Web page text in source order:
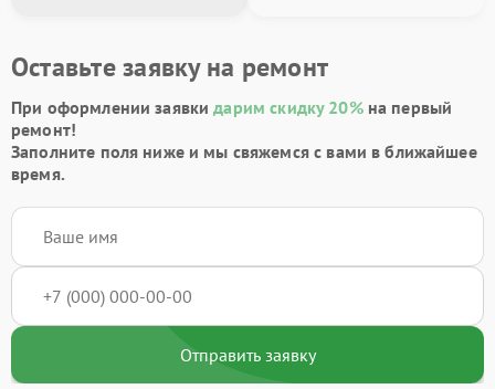
Оставьте заявку на ремонт
При оформлении заявкидарим скидку 20%на первый
ремонт!
Заполните поля ниже и мы свяжемся с вами в ближайшее
время.
Отправить заявку